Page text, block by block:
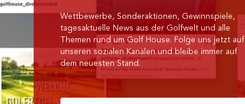
Wettbewerbe, Sonderaktionen, Gewinnspiele,
tagesaktuelle News aus der Golfwelt und alle
Themen rund um Golf House. Folge uns jetzt auf
unseren sozialen Kanälen und bleibe immer auf
dem neuesten Stand.